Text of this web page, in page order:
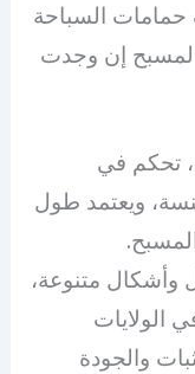
حمامات السباحة
إن وجدت
تحكم في
ويعتمد طول
وأشكال متنوعة،
الولايات
والجودة